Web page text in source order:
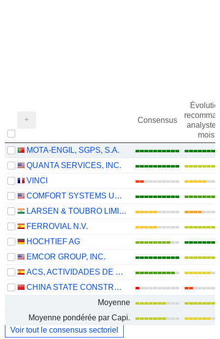
Consensus
mois
MOTA-ENGIL, SGPS, S.A.
QUANTA SERVICES, INC.
VINCI
COMFORT SYSTEMS USA, INC.
LARSEN & TOUBRO LIMITED
FERROVIAL N.V.
HOCHTIEF AG
EMCOR GROUP, INC.
ACS, ACTIVIDADES DE CONSTRUCCIÓN Y SERVICIOS, S.A.
CHINA STATE CONSTRUCTION ENGINEERING CORPORATION LIMITED
Moyenne
Moyenne pondérée par Capi.
Voir tout le consensus sectoriel